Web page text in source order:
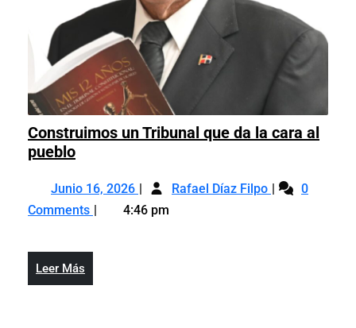
Construimos un Tribunal que da la cara al
puebloConstruimos
Tribunal
que
cara
al
Junio 16, 2026 Junio
16,
Rafael Díaz Filpo Construimos
0
Comments
4:46 pm
Leer Más
Más